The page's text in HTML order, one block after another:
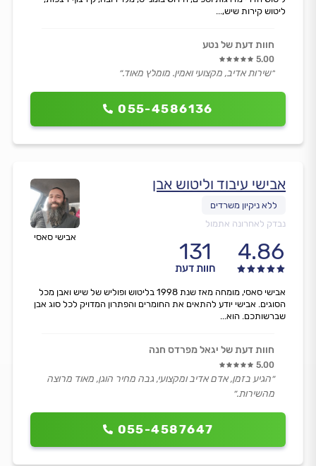
055-4586136
ליטוש קירות שיש,...
חוות דעת של נטע
5.00
״שירות אדיב, מקצועי ואמין. מומלץ מאוד.״
אבישי סאסי
אבישי עיבוד וליטוש אבן
נבדק לאחרונה אתמול
4.86
131
חוות דעת
055-4587647
אבישי סאסי, מומחה מאז שנת 1998 בליטוש ופוליש של שיש ואבן מכל
הסוגים. אבישי יודע להתאים את החומרים והפתרון המדויק לכל סוג אבן
שברשותכם. הוא...
חוות דעת של יגאל מפרדס חנה
5.00
״הגיע בזמן, אדם אדיב ומקצועי, גבה מחיר הוגן, מאוד מרוצה
מהשירות.״